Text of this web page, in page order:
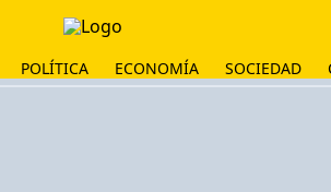
POLÍTICA ECONOMÍA SOCIEDAD